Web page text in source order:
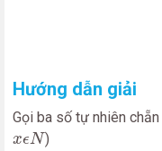
Hướng dẫn giải
Gọi ba số tự nhiên
xϵN
xϵ N )